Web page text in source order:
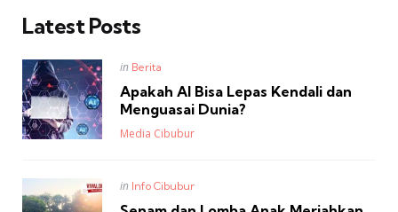
Latest Posts
Posted
in Berita
Apakah AI Bisa Lepas Kendali dan
Menguasai Dunia?
Posted
Media Cibubur
Posted
in Info Cibubur